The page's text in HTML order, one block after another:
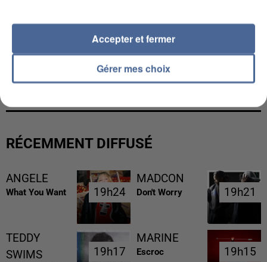
UNE TOURISTE DE L’OISE EMPORTÉE PAR UNE
COULÉE DE BOUE EN HAUTE-SAVOIE
RÉCEMMENT DIFFUSÉ
ANGELE
What You Want 19h24
19h24
MADCON
Don't Worry 19h21
19h21
TEDDY
SWIMS
19h17
19h17
MARINE
Escroc 19h15
19h15
Gérer mes choix
Accepter et fermer